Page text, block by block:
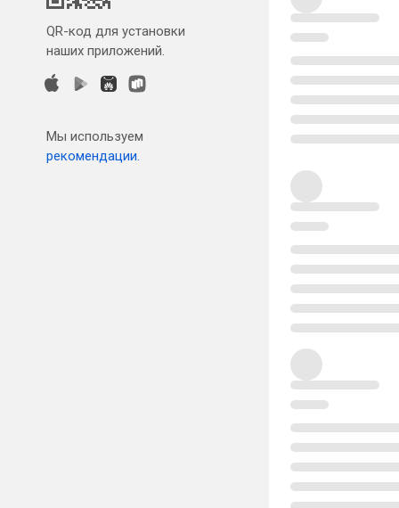
QR-код для установки
наших приложений.
Мы используем
рекомендации.